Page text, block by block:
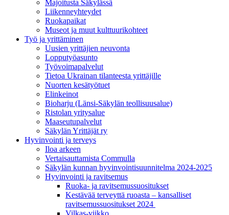
Majoitusta Säkylässä
Liikenneyhteydet
Ruokapaikat
Museot ja muut kulttuurikohteet
Työ ja yrittä­minen
Uusien yrittäjien neuvonta
Lopputyöasunto
Työvoimapalvelut
Tietoa Ukrainan tilanteesta yrittäjille
Nuorten kesätyötuet
Elinkeinot
Bioharju (Länsi-Säkylän teollisuusalue)
Ristolan yritysalue
Maaseutupalvelut
Säkylän Yrittäjät ry
Hyvinvointi ja terveys
Iloa arkeen
Vertaisauttamista Commulla
Säkylän kunnan hyvinvointisuunnitelma 2024-2025
Hyvinvointi ja ravitsemus
Ruoka- ja ravitsemussuositukset
Kestävää terveyttä ruoasta – kansalliset
ravitsemussuositukset 2024
Vilkas-viikko